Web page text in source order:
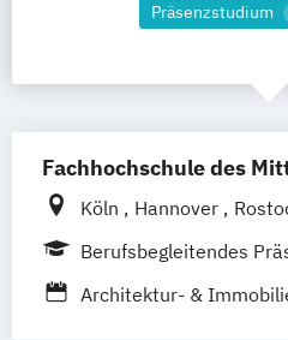
Präsenzstudium
Fachhochschule des
Köln Hannover
Bielefeld
Berlin Düren
Berufsbegleitendes
Architektur- &